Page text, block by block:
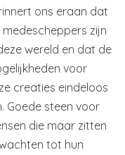
ons eraan dat
medescheppers zijn
wereld en dat de
voor
creaties eindeloos
Goede steen voor
die maar zitten
tot hun